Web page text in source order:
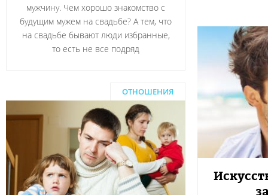
мужчину. Чем хорошо знакомство с
будущим мужем на свадьбе? А тем, что
на свадьбе бывают люди избранные,
то есть не все подряд
ОТНОШЕНИЯ